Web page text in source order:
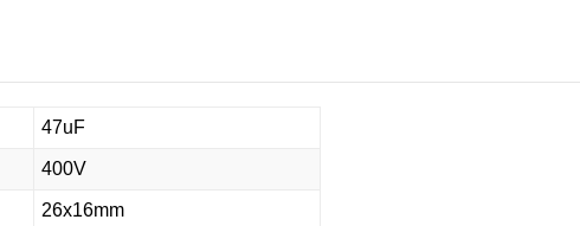
47uF
400V
26x16mm